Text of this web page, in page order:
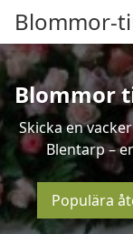
Blommor-
Blommor
Skicka en
Blentarp –
Populära